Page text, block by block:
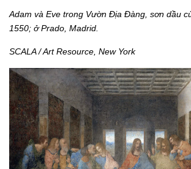
Adam và Eve trong Vườn Địa Đàng, sơn dầu
1550; ở Prado, Madrid.
SCALA / Art Resource, New York